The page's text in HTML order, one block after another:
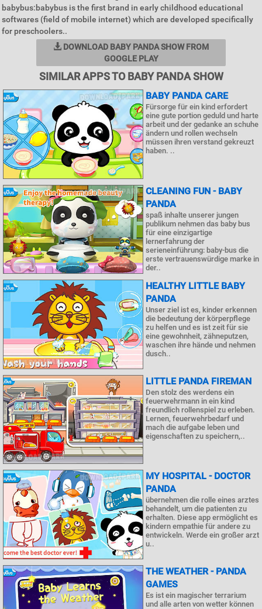
babybus:babybus is the first brand in early childhood educational
softwares (field of mobile internet) which are developed specifically
for preschoolers..
DOWNLOAD BABY PANDA SHOW FROM
GOOGLE PLAY
SIMILAR APPS TO BABY PANDA SHOW
BABY PANDA CARE
Fürsorge für ein kind erfordert
eine gute portion geduld und harte
arbeit und der gedanke an schuhe
ändern und rollen wechseln
müssen ihren verstand gekreuzt
haben. ..
CLEANING FUN - BABY
PANDA
spaß inhalte unserer jungen
publikum nehmen das baby bus
für eine einzigartige
lernerfahrung der
serieneinführung: baby-bus die
erste vertrauenswürdige marke in
der..
HEALTHY LITTLE BABY
PANDA
Unser ziel ist es, kinder erkennen
die bedeutung der körperpflege
zu helfen und es ist zeit für sie
eine gewohnheit, zähneputzen,
waschen ihre hände und nehmen
dusch..
LITTLE PANDA FIREMAN
Den stolz des werdens ein
feuerwehrmann in ein kind
freundlich rollenspiel zu erleben.
Lernen, feuerwehrbedarf und
mach die aufgabe leben und
eigenschaften zu speichern,..
MY HOSPITAL - DOCTOR
PANDA
übernehmen die rolle eines arztes
behandelt, um die patienten zu
erhalten. Diese app ermöglicht es
kindern empathie für andere zu
entwickeln. Werde ein großer arzt
u..
THE WEATHER - PANDA
GAMES
Es ist ein magischer terrarium
und alle arten von wetter können